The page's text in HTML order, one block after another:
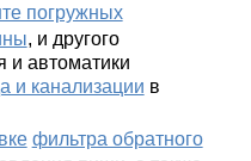
погружных
, и другого
и автоматики
и канализации в
фильтра обратного